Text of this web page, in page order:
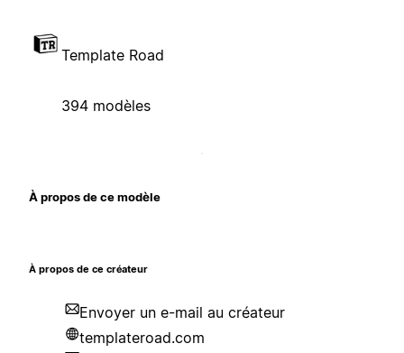
Template Road
394 modèles
À propos de ce modèle
À propos de ce créateur
Envoyer un e-mail au créateur
templateroad.com